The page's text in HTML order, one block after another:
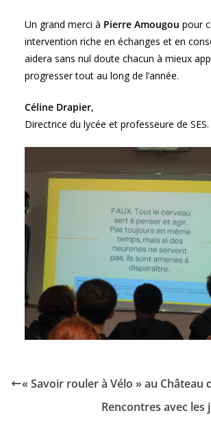
Un grand merci à Pierre Amougou pour
intervention riche en échanges et en
aidera sans nul doute chacun à mieux
progresser tout au long de l’année.
Céline Drapier,
Directrice du lycée et professeure de SES.
« Savoir rouler à Vélo » au Château
Rencontres avec les